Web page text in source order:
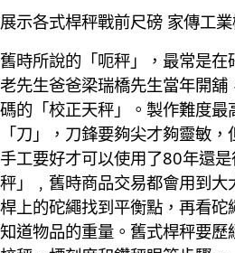
展示各式桿秤戰前尺磅 家傳工
舊時所說的「呃秤」，最常是
老先生爸爸梁瑞橋先生當年開
碼的「校正天秤」。製作難度最
「刀」，刀鋒要夠尖才夠靈敏
手工要好才可以使用了80年還
秤」﹐舊時商品交易都會用到
桿上的砣繩找到平衡點，再看
知道物品的重量。舊式桿秤要歷